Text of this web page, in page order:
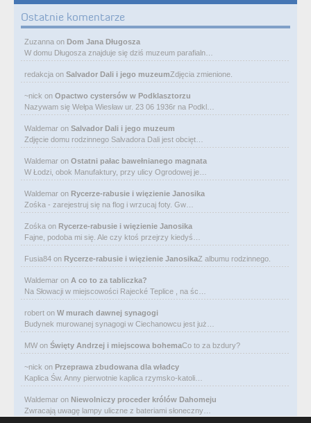
Ostatnie komentarze
Zuzanna on Dom Jana Długosza
W domu Długosza znajduje się dziś muzeum parafialn…
redakcja on Salvador Dali i jego muzeumZdjęcia zmienione.
~nick on Opactwo cystersów w Podklasztorzu
Nazywam się Wełpa Wiesław ur. 23 06 1936r na Podkl…
Waldemar on Salvador Dali i jego muzeum
Zdjęcie domu rodzinnego Salvadora Dali jest obcięt…
Waldemar on Ostatni pałac bawełnianego magnata
W Łodzi, obok Manufaktury, przy ulicy Ogrodowej je…
Waldemar on Rycerze-rabusie i więzienie Janosika
Zośka - zarejestruj się na flog i wrzucaj foty. Gw…
Zośka on Rycerze-rabusie i więzienie Janosika
Fajne, podoba mi się. Ale czy ktoś przejrzy kiedyś…
Fusia84 on Rycerze-rabusie i więzienie JanosikaZ albumu rodzinnego.
Waldemar on A co to za tabliczka?
Na Słowacji w miejscowości Rajecké Teplice , na śc…
robert on W murach dawnej synagogi
Budynek murowanej synagogi w Ciechanowcu jest już…
MW on Święty Andrzej i miejscowa bohemaCo to za bzdury?
~nick on Przeprawa zbudowana dla władcy
Kaplica Św. Anny pierwotnie kaplica rzymsko-katoli…
Waldemar on Niewolniczy proceder królów Dahomeju
Zwracają uwagę lampy uliczne z bateriami słoneczny…